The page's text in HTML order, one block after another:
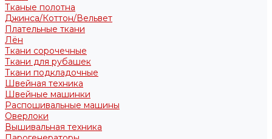
Тканые полотна
Джинса/Коттон/Вельвет
Плательные ткани
Лён
Ткани сорочечные
Ткани для рубашек
Ткани подкладочные
Швейная техника
Швейные машинки
Распошивальные машины
Оверлоки
Вышивальная техника